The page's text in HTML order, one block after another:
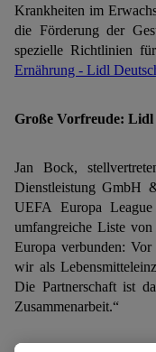
Krankheiten im
die Förderung der
spezielle Richtlinien
Ernährung - Lidl
Große Vorfreude: Lidl
Jan Bock,
Dienstleistung GmbH
UEFA Europa
umfangreiche Liste
Europa verbunden:
wir als
Die Partnerschaft ist
Zusammenarbeit.“